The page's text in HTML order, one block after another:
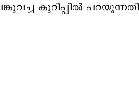
കുറിപ്പില്‍